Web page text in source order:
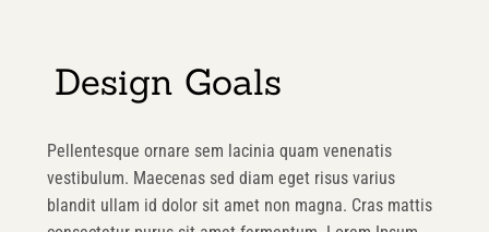
Design Goals
Pellentesque ornare sem lacinia quam venenatis
vestibulum. Maecenas sed diam eget risus varius
blandit ullam id dolor sit amet non magna. Cras mattis